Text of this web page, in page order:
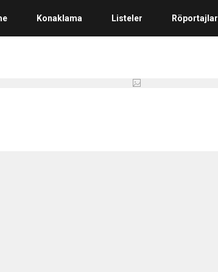
Konaklama Listeler Röportajlar